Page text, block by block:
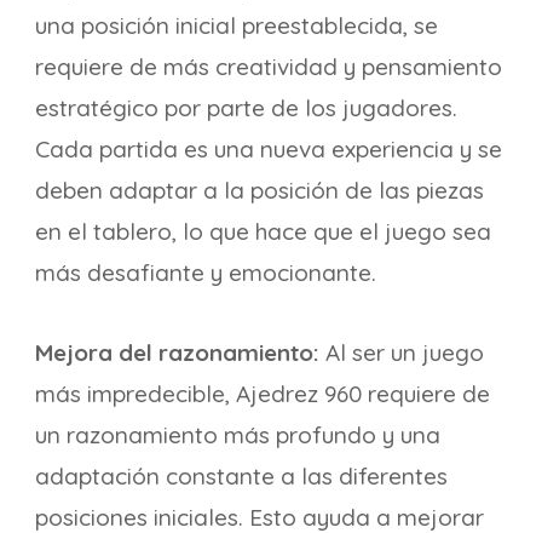
una posición inicial preestablecida, se
requiere de más creatividad y pensamiento
estratégico por parte de los jugadores.
Cada partida es una nueva experiencia y se
deben adaptar a la posición de las piezas
en el tablero, lo que hace que el juego sea
más desafiante y emocionante.
Mejora del razonamiento: Al ser un juego
más impredecible, Ajedrez 960 requiere de
un razonamiento más profundo y una
adaptación constante a las diferentes
posiciones iniciales. Esto ayuda a mejorar